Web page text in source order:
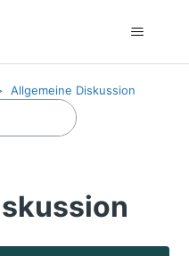
Allgemeine Diskussion